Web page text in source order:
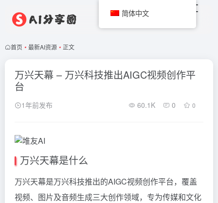
首页 • 最新AI资源 • 正文
万兴天幕 – 万兴科技推出AIGC视频创作平
台
1年前发布 60.1K 0 0
万兴天幕是什么
万兴天幕是万兴科技推出的AIGC视频创作平台，覆盖
视频、图片及音频生成三大创作领域，专为传媒和文化
简体中文